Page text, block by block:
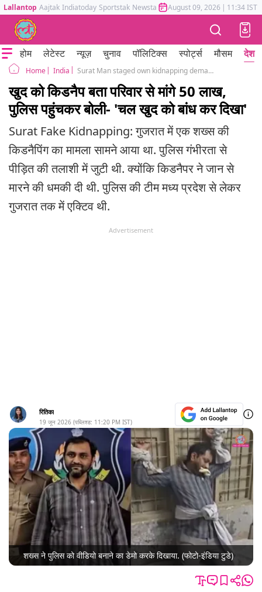
Lallantop Aajtak Indiatoday Sportstak Newstak Mumbai Tak Astrotak
August 09, 2026 | 11:34 IST
होम लेटेस्ट न्यूज़ चुनाव पॉलिटिक्स स्पोर्ट्स मौसम देश
Home India Surat Man staged own kidnapping demanded ransom 50 lakh from family
खुद को किडनैप बता परिवार से मांगे 50 लाख,
पुलिस पहुंचकर बोली- 'चल खुद को बांध कर दिखा'
Surat Fake Kidnapping: गुजरात में एक शख्स की
किडनैपिंग का मामला सामने आया था. पुलिस गंभीरता से
पीड़ित की तलाशी में जुटी थी. क्योंकि किडनैपर ने जान से
मारने की धमकी दी थी. पुलिस की टीम मध्य प्रदेश से लेकर
गुजरात तक में एक्टिव थी.
Advertisement
रितिका
19 जून 2026 (पब्लिश्ड: 11:20 PM IST)
शख्स ने पुलिस को वीडियो बनाने का डेमो करके दिखाया. (फोटो-इंडिया टुडे)